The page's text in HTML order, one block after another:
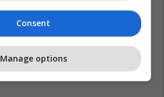
Consent
Manage options